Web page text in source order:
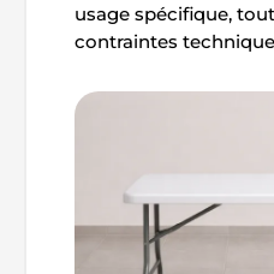
usage spécifique,
contraintes